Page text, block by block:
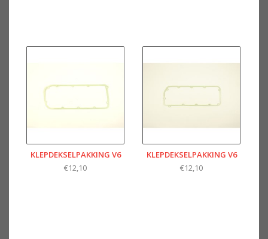
KLEPDEKSELPAKKING V6
€12,10
KLEPDEKSELPAKKING V6
€12,10